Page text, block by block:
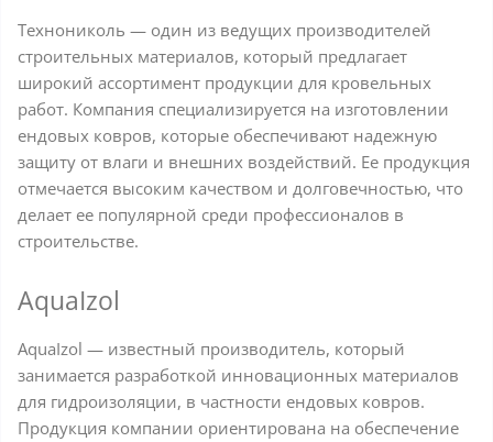
Технониколь — один из ведущих производителей
строительных материалов, который предлагает
широкий ассортимент продукции для кровельных
работ. Компания специализируется на изготовлении
ендовых ковров, которые обеспечивают надежную
защиту от влаги и внешних воздействий. Ее продукция
отмечается высоким качеством и долговечностью, что
делает ее популярной среди профессионалов в
строительстве.
AquaIzol
AquaIzol — известный производитель, который
занимается разработкой инновационных материалов
для гидроизоляции, в частности ендовых ковров.
Продукция компании ориентирована на обеспечение